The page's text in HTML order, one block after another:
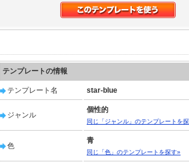
テンプレートの情報
テンプレート名 star-blue
ジャンル
個性的
同じ「ジャンル」のテンプレートを
色
青
同じ「色」のテンプレートを探す»